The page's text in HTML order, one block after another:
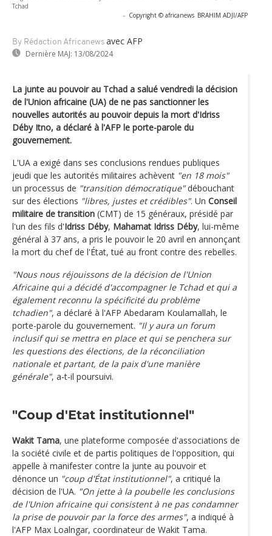
Tchad
- Copyright © africanews BRAHIM ADJI/AFP
By Rédaction Africanews avec AFP
Dernière MAJ: 13/08/2024
La junte au pouvoir au Tchad a salué vendredi la décision
de l'Union africaine (UA) de ne pas sanctionner les
nouvelles autorités au pouvoir depuis la mort d'Idriss
Déby Itno, a déclaré à l'AFP le porte-parole du
gouvernement.
L'UA a exigé dans ses conclusions rendues publiques
jeudi que les autorités militaires achèvent "en 18 mois"
un processus de "transition démocratique"débouchant
sur des élections "libres, justes et crédibles". Un Conseil
militaire de transition (CMT) de 15 généraux, présidé par
l'un des fils d'Idriss Déby, Mahamat Idriss Déby, lui-même
général à 37 ans, a pris le pouvoir le 20 avril en annonçant
la mort du chef de l'État, tué au front contre des rebelles.
"Nous nous réjouissons de la décision de l'Union
Africaine qui a décidé d'accompagner le Tchad et qui a
également reconnu la spécificité du problème
tchadien", a déclaré à l'AFP Abedaram Koulamallah, le
porte-parole du gouvernement. "Il y aura un forum
inclusif qui se mettra en place et qui se penchera sur
les questions des élections, de la réconciliation
nationale et partant, de la paix d'une manière
générale", a-t-il poursuivi.
"Coup d'Etat institutionnel"
Wakit Tama, une plateforme composée d'associations de
la société civile et de partis politiques de l'opposition, qui
appelle à manifester contre la junte au pouvoir et
dénonce un "coup d'État institutionnel", a critiqué la
décision de l'UA. "On jette à la poubelle les conclusions
de l'Union africaine qui consistent à ne pas condamner
la prise de pouvoir par la force des armes", a indiqué à
l'AFP Max Loalngar, coordinateur de Wakit Tama.